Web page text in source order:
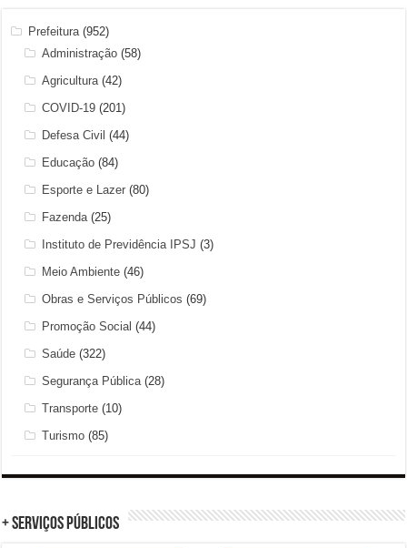
Prefeitura (952)
Administração (58)
Agricultura (42)
COVID-19 (201)
Defesa Civil (44)
Educação (84)
Esporte e Lazer (80)
Fazenda (25)
Instituto de Previdência IPSJ (3)
Meio Ambiente (46)
Obras e Serviços Públicos (69)
Promoção Social (44)
Saúde (322)
Segurança Pública (28)
Transporte (10)
Turismo (85)
+ Serviços Públicos